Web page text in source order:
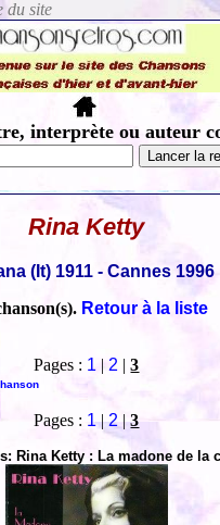
interprète ou auteur
Rina Ketty
(It) 1911 - Cannes 1996
Retour à la liste
Pages : 1 | 2 |3
Pages : 1|2|3
Rina Ketty : La madone de la